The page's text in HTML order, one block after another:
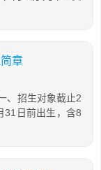
章
、招生对象截止2
31日前出生，含8